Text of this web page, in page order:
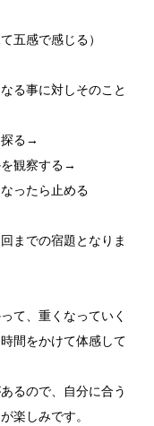
五感で感じる）
る事に対しそのこと
探る→
観察する→
ったら止める
までの宿題となりま
て、重くなっていく
間をかけて体感して
るので、自分に合う
楽しみです。